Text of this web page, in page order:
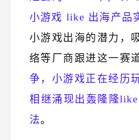
小游戏 like 出海产品
小游戏出海的潜力，
络等厂商跟进这一赛
争，小游戏正在经历
相继涌现出轰隆隆
法。